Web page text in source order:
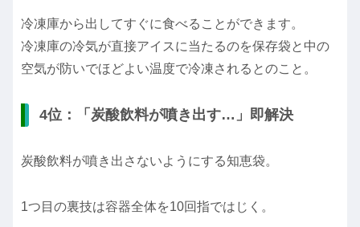
冷凍庫から出してすぐに食べることができます。
冷凍庫の冷気が直接アイスに当たるのを保存袋と中の
空気が防いでほどよい温度で冷凍されるとのこと。
4位：「炭酸飲料が噴き出す…」即解決
炭酸飲料が噴き出さないようにする知恵袋。
1つ目の裏技は容器全体を10回指ではじく。